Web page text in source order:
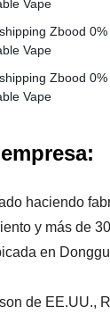
haciendo
y más de
en
de EE.UU.,